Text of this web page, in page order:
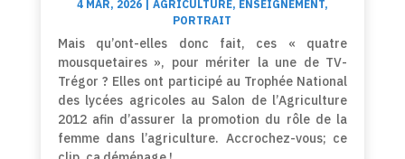
4 MAR, 2026| AGRICULTURE, ENSEIGNEMENT,
PORTRAIT
Mais qu’ont-elles donc fait, ces « quatre
mousquetaires », pour mériter la une de TV-
Trégor ? Elles ont participé au Trophée National
des lycées agricoles au Salon de l’Agriculture
2012 afin d’assurer la promotion du rôle de la
femme dans l’agriculture. Accrochez-vous; ce